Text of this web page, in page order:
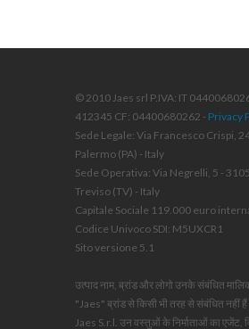
© 2010 Jaes srl P.IVA: IT
412345 CF: 04400680262 - Privacy
Sede Legale: Via Francesco Crispi,
Palermo (PA) - Italy
Sede Operativa: Via Negrelli, 5 -
Treviso (TV) - Italy
Capitale Sociale 119.000 euro
Codice Univoco SDI: M5UXCR1
Sito versione 5.1
उत्पाद नाम, ब्रांड और लोगो उनके संबंधित
"Jaes" ब्रांड से किसी भी तरह से संबंधित नहीं
Jaes S.r.l. उन वस्तुओं के निर्माताओं का एजेंट,